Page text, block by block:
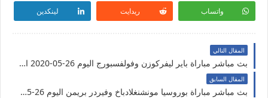
واتساب ريدايت لينكدين
المقال التالي
بث مباشر مباراة باير ليفركوزن وفولفسبورج اليوم 26-05-2020 الدوري الألماني
المقال السابق
بث مباشر مباراة بوروسيا مونشنغلادباخ وفيردر بريمن اليوم 26-05-2020 الدوري الألماني